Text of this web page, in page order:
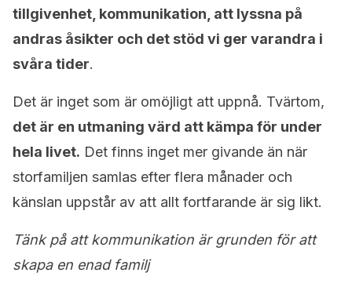
tillgivenhet, kommunikation, att lyssna på
andras åsikter och det stöd vi ger varandra i
svåra tider.
Det är inget som är omöjligt att uppnå. Tvärtom,
det är en utmaning värd att kämpa för under
hela livet. Det finns inget mer givande än när
storfamiljen samlas efter flera månader och
känslan uppstår av att allt fortfarande är sig likt.
Tänk på att kommunikation är grunden för att
skapa en enad familj